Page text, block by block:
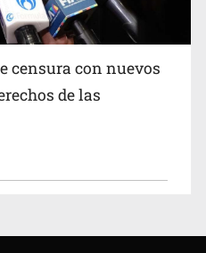
censura con nuevos
de las